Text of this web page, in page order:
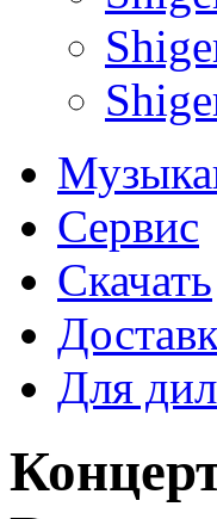
Сервис
Скачать
Для